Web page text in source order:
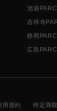
池袋
吉祥寺
静岡
広島
用規約 特定商